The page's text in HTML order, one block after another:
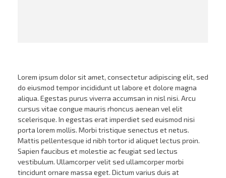
Lorem ipsum dolor sit amet, consectetur adipiscing elit, sed
do eiusmod tempor incididunt ut labore et dolore magna
aliqua. Egestas purus viverra accumsan in nisl nisi. Arcu
cursus vitae congue mauris rhoncus aenean vel elit
scelerisque. In egestas erat imperdiet sed euismod nisi
porta lorem mollis. Morbi tristique senectus et netus.
Mattis pellentesque id nibh tortor id aliquet lectus proin.
Sapien faucibus et molestie ac feugiat sed lectus
vestibulum. Ullamcorper velit sed ullamcorper morbi
tincidunt ornare massa eget. Dictum varius duis at